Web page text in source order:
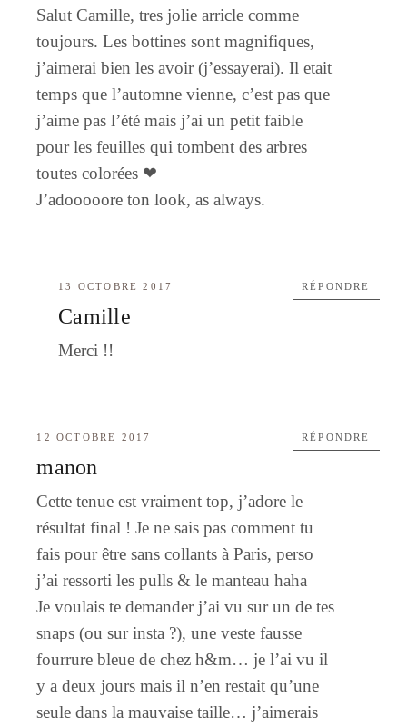
Salut Camille, tres jolie arricle comme
toujours. Les bottines sont magnifiques,
j’aimerai bien les avoir (j’essayerai). Il etait
temps que l’automne vienne, c’est pas que
j’aime pas l’été mais j’ai un petit faible
pour les feuilles qui tombent des arbres
toutes colorées ❤
J’adooooore ton look, as always.
13 OCTOBRE 2017
Camille
Merci !!
RÉPONDRE
12 OCTOBRE 2017
manon
Cette tenue est vraiment top, j’adore le
résultat final ! Je ne sais pas comment tu
fais pour être sans collants à Paris, perso
j’ai ressorti les pulls & le manteau haha
Je voulais te demander j’ai vu sur un de tes
snaps (ou sur insta ?), une veste fausse
fourrure bleue de chez h&m… je l’ai vu il
y a deux jours mais il n’en restait qu’une
seule dans la mauvaise taille… j’aimerais
RÉPONDRE